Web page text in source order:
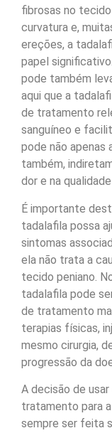
fibrosas no
curvatura e,
ereções, a
papel
pode também
aqui que a
de tratamento
sanguíneo e
pode não apenas
também,
dor e na
É importante
tadalafila possa
sintomas
ela não trata a
tecido peniano.
tadalafila pode
de tratamento
terapias físicas,
mesmo cirurgia,
progressão da
A decisão de
tratamento para
sempre ser feita